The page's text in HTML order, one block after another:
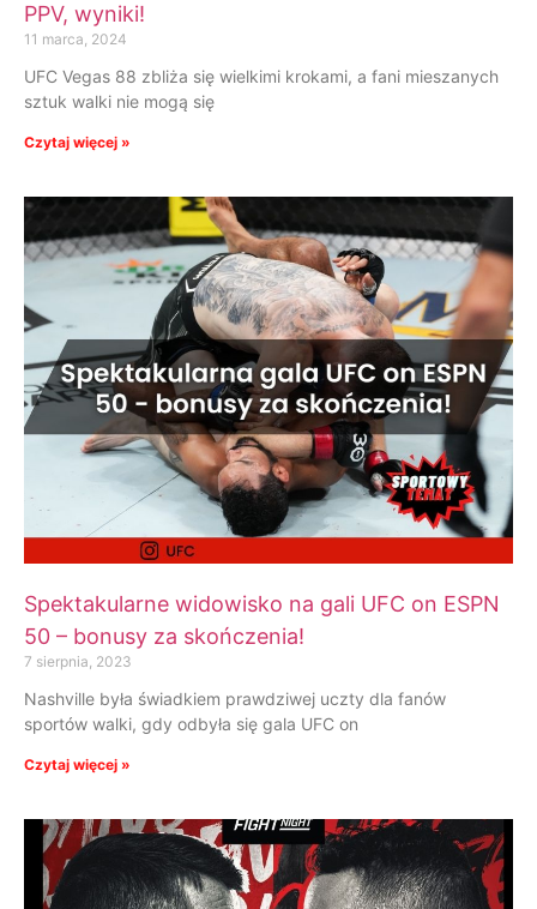
PPV, wyniki!
11 marca, 2024
UFC Vegas 88 zbliża się wielkimi krokami, a fani mieszanych
sztuk walki nie mogą się
Czytaj więcej »
Spektakularne widowisko na gali UFC on ESPN
50 – bonusy za skończenia!
7 sierpnia, 2023
Nashville była świadkiem prawdziwej uczty dla fanów
sportów walki, gdy odbyła się gala UFC on
Czytaj więcej »